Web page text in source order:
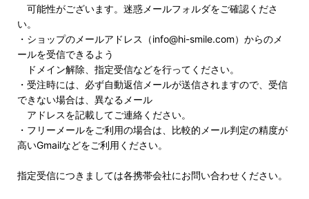
可能性がございます。迷惑メールフォルダをご確認くださ
い。
・ショップのメールアドレス（info@hi-smile.com）からのメ
ールを受信できるよう
ドメイン解除、指定受信などを行ってください。
・受注時には、必ず自動返信メールが送信されますので、受信
できない場合は、異なるメール
アドレスを記載してご連絡ください。
・フリーメールをご利用の場合は、比較的メール判定の精度が
高いGmailなどをご利用ください。
指定受信につきましては各携帯会社にお問い合わせください。